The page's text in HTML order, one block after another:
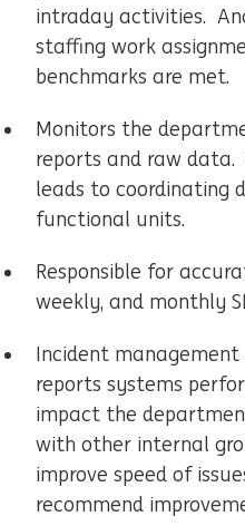
intraday activities.
staffing work
benchmarks are met.
Monitors the
reports and raw
leads to coordinating
functional units.
Responsible for
weekly, and monthly
Incident
reports systems
impact the
with other internal
improve speed of
recommend